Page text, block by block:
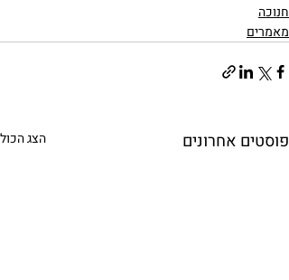
חנוכה
מאמרים
פוסטים אחרונים הצג הכול